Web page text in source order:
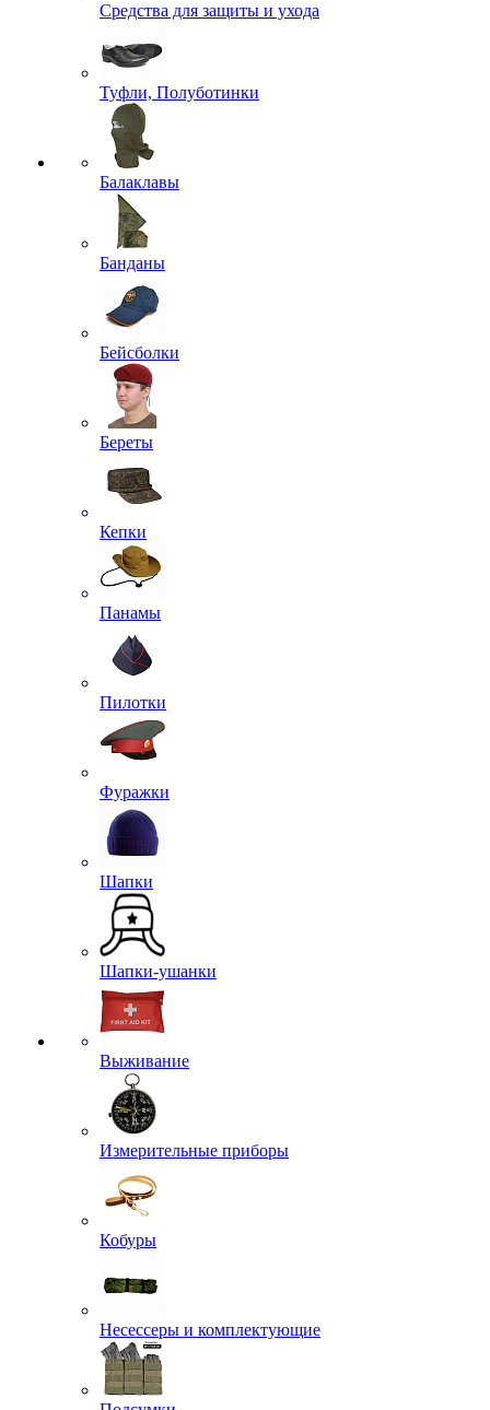
Средства для защиты и ухода
Туфли, Полуботинки
Балаклавы
Банданы
Бейсболки
Береты
Кепки
Панамы
Пилотки
Фуражки
Шапки
Шапки-ушанки
Выживание
Измерительные приборы
Кобуры
Несессеры и комплектующие